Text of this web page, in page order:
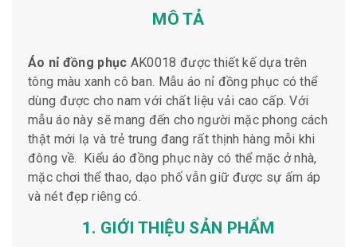
MÔ TẢ
Áo nỉ đồng phục AK0018 được thiết kế dựa trên
tông màu xanh cô ban. Mẫu áo nỉ đồng phục có thể
dùng được cho nam với chất liệu vải cao cấp. Với
mẫu áo này sẽ mang đến cho người mặc phong cách
thật mới lạ và trẻ trung đang rất thịnh hàng mỗi khi
đông về. Kiểu áo đồng phục này có thể mặc ở nhà,
mặc chơi thể thao, dạo phố vẫn giữ được sự ấm áp
và nét đẹp riêng có.
1. GIỚI THIỆU SẢN PHẨM